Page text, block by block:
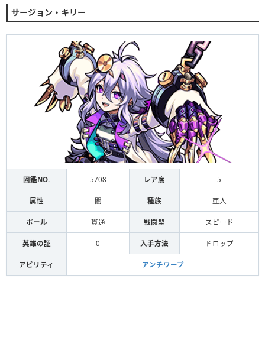
サージョン・キリー
図鑑NO. 5708 レア度 5
属性 闇 種族 亜人
ボール 貫通 戦闘型 スピード
英雄の証 0 入手方法 ドロップ
アビリティ アンチワープ